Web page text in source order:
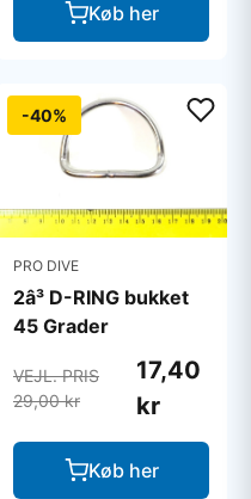
Køb her
-40%
PRO DIVE
2â³ D-RING bukket
45 Grader
VEJL. PRIS
29,00 kr
17,40
kr
Køb her